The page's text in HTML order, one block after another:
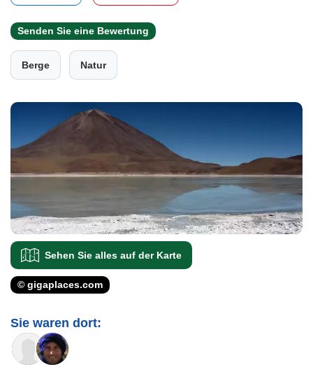
Senden Sie eine Bewertung
Berge Natur
Sehen Sie alles auf der Karte
© gigaplaces.com
Sie waren dort: